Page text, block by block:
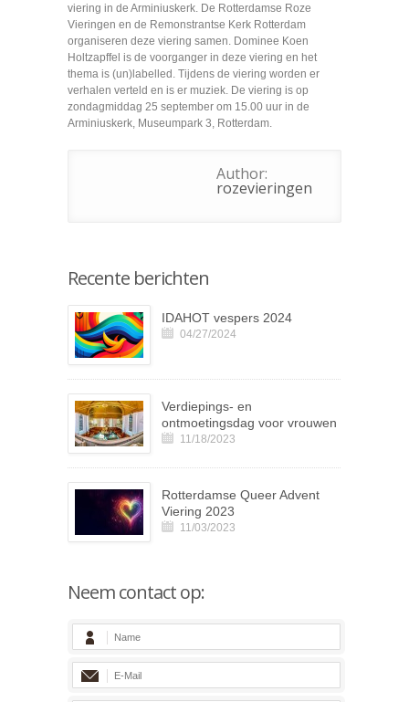
viering in de Arminiuskerk. De Rotterdamse Roze
Vieringen en de Remonstrantse Kerk Rotterdam
organiseren deze viering samen. Dominee Koen
Holtzapffel is de voorganger in deze viering en het
thema is (un)labelled. Tijdens de viering worden er
verhalen verteld en is er muziek. De viering is op
zondagmiddag 25 september om 15.00 uur in de
Arminiuskerk, Museumpark 3, Rotterdam.
Author:
rozevieringen
Recente berichten
IDAHOT vespers 2024
04/27/2024
Verdiepings- en
ontmoetingsdag voor vrouwen
11/18/2023
Rotterdamse Queer Advent
Viering 2023
11/03/2023
Neem contact op: